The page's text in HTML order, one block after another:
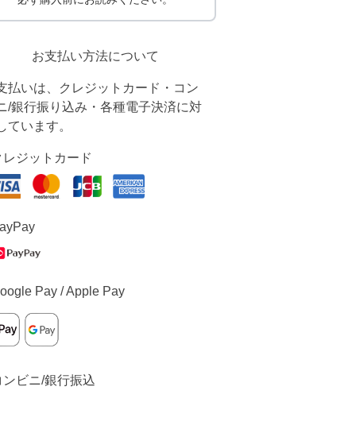
お支払い方法について
払いは、クレジットカード・コン
/銀行振り込み・各種電子決済に対
ています。
レジットカード
Pay / Apple Pay
ンビニ/銀行振込